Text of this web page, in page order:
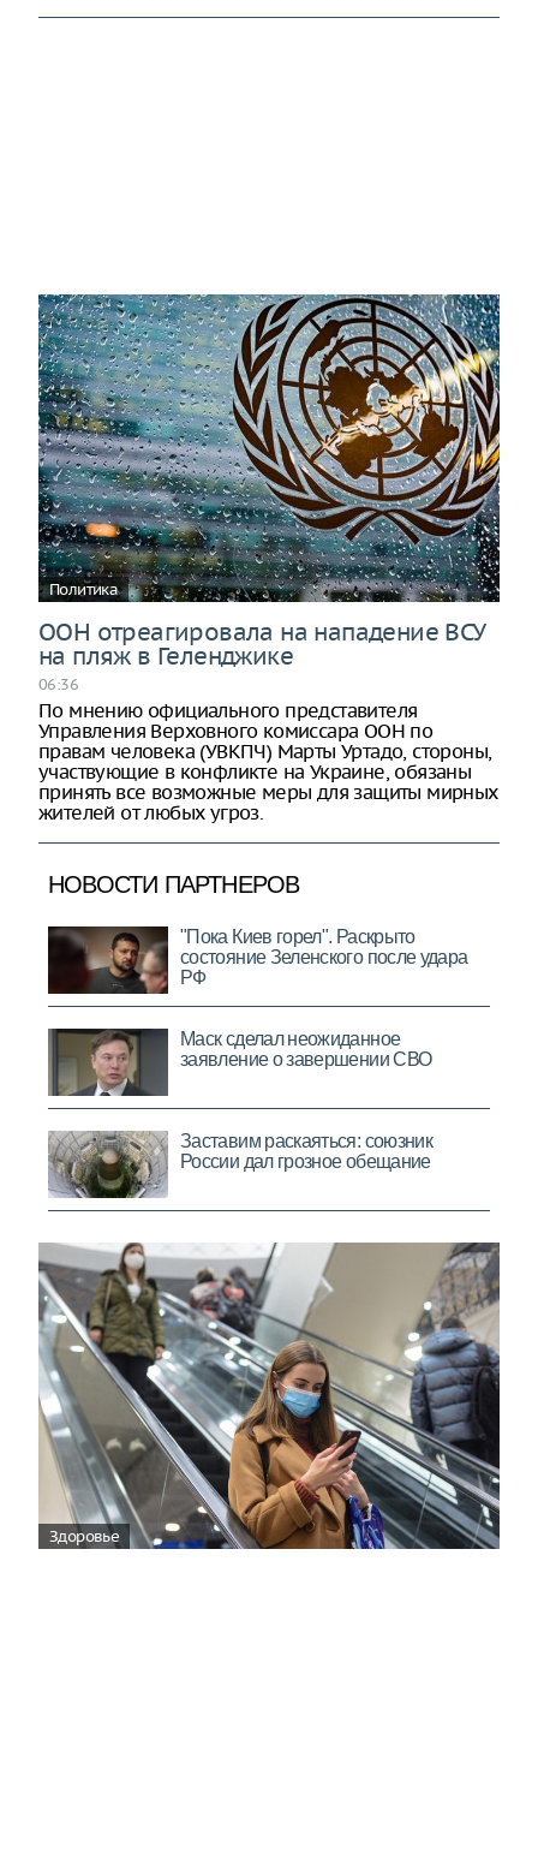
Политика
ООН отреагировала на нападение ВСУ
на пляж в Геленджике
06:36
По мнению официального представителя
Управления Верховного комиссара ООН по
правам человека (УВКПЧ) Марты Уртадо, стороны,
участвующие в конфликте на Украине, обязаны
принять все возможные меры для защиты мирных
жителей от любых угроз.
Здоровье